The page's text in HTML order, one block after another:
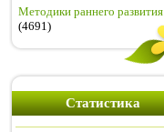
Методики раннего развития
(4691)
Статистика